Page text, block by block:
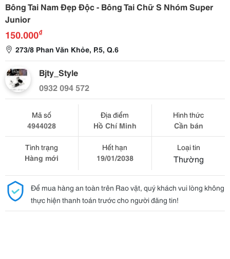
Bông Tai Nam Đẹp Độc - Bông Tai Chữ S Nhóm Super
Junior
150.000₫
273/8 Phan Văn Khỏe, P.5, Q.6
Bjty_Style
0932 094 572
Mã số
4944028
Địa điểm
Hồ Chí Minh
Hình thức
Cần bán
Tình trạng
Hàng mới
Hết hạn
19/01/2038
Loại tin
Thường
Để mua hàng an toàn trên Rao vặt, quý khách vui lòng không
thực hiện thanh toán trước cho người đăng tin!